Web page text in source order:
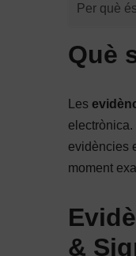
Per què
Què
Les
electrònica.
evidències
moment
&